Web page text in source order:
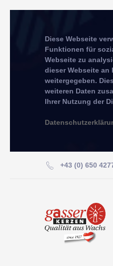
Diese Webseite
Funktionen für
Webseite zu
dieser Webseite an
weitergegeben.
weiteren Daten
Ihrer Nutzung der
+43 (0) 650